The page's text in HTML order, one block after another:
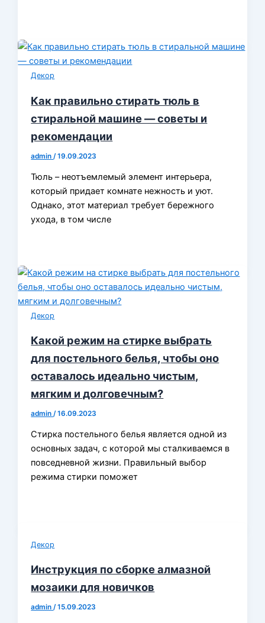
Декор
Как правильно стирать тюль в
стиральной машине — советы и
рекомендации
admin /19.09.2023
Тюль – неотъемлемый элемент интерьера,
который придает комнате нежность и уют.
Однако, этот материал требует бережного
ухода, в том числе
Декор
Какой режим на стирке выбрать
для постельного белья, чтобы оно
оставалось идеально чистым,
мягким и долговечным?
admin /16.09.2023
Стирка постельного белья является одной из
основных задач, с которой мы сталкиваемся в
повседневной жизни. Правильный выбор
режима стирки поможет
Декор
Инструкция по сборке алмазной
мозаики для новичков
admin/15.09.2023